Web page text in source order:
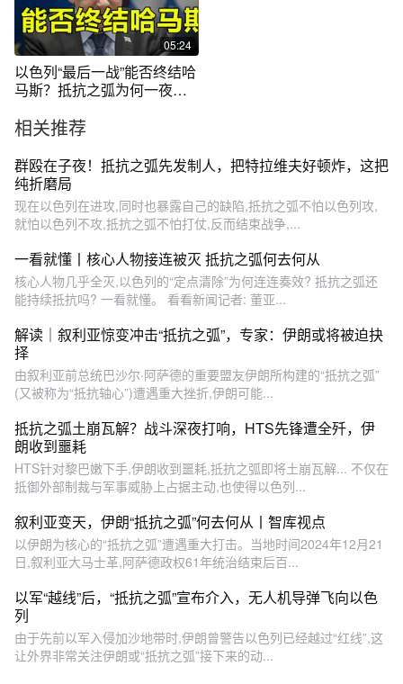
05:24
以色列“最后一战”能否终结哈
马斯？抵抗之弧为何一夜崩
相关推荐
群殴在子夜！抵抗之弧先发制人，把特拉维夫好顿炸，这把
纯折磨局
现在以色列在进攻,同时也暴露自己的缺陷,抵抗之弧不怕以色列攻,
就怕以色列不攻,抵抗之弧不怕打仗,反而结束战争,...
一看就懂丨核心人物接连被灭 抵抗之弧何去何从
核心人物几乎全灭,以色列的“定点清除”为何连连奏效? 抵抗之弧还
能持续抵抗吗? 一看就懂。 看看新闻记者: 董亚...
解读｜叙利亚惊变冲击“抵抗之弧”，专家：伊朗或将被迫抉
择
由叙利亚前总统巴沙尔·阿萨德的重要盟友伊朗所构建的“抵抗之弧”
(又被称为“抵抗轴心”)遭遇重大挫折,伊朗可能...
抵抗之弧土崩瓦解？战斗深夜打响，HTS先锋遭全歼，伊
朗收到噩耗
HTS针对黎巴嫩下手,伊朗收到噩耗,抵抗之弧即将土崩瓦解... 不仅在
抵御外部制裁与军事威胁上占据主动,也使得以色列...
叙利亚变天，伊朗“抵抗之弧”何去何从丨智库视点
以伊朗为核心的“抵抗之弧”遭遇重大打击。当地时间2024年12月21
日,叙利亚大马士革,阿萨德政权61年统治结束后百...
以军“越线”后，“抵抗之弧”宣布介入，无人机导弹飞向以色
列
由于先前以军入侵加沙地带时,伊朗曾警告以色列已经越过“红线”,这
让外界非常关注伊朗或“抵抗之弧”接下来的动...